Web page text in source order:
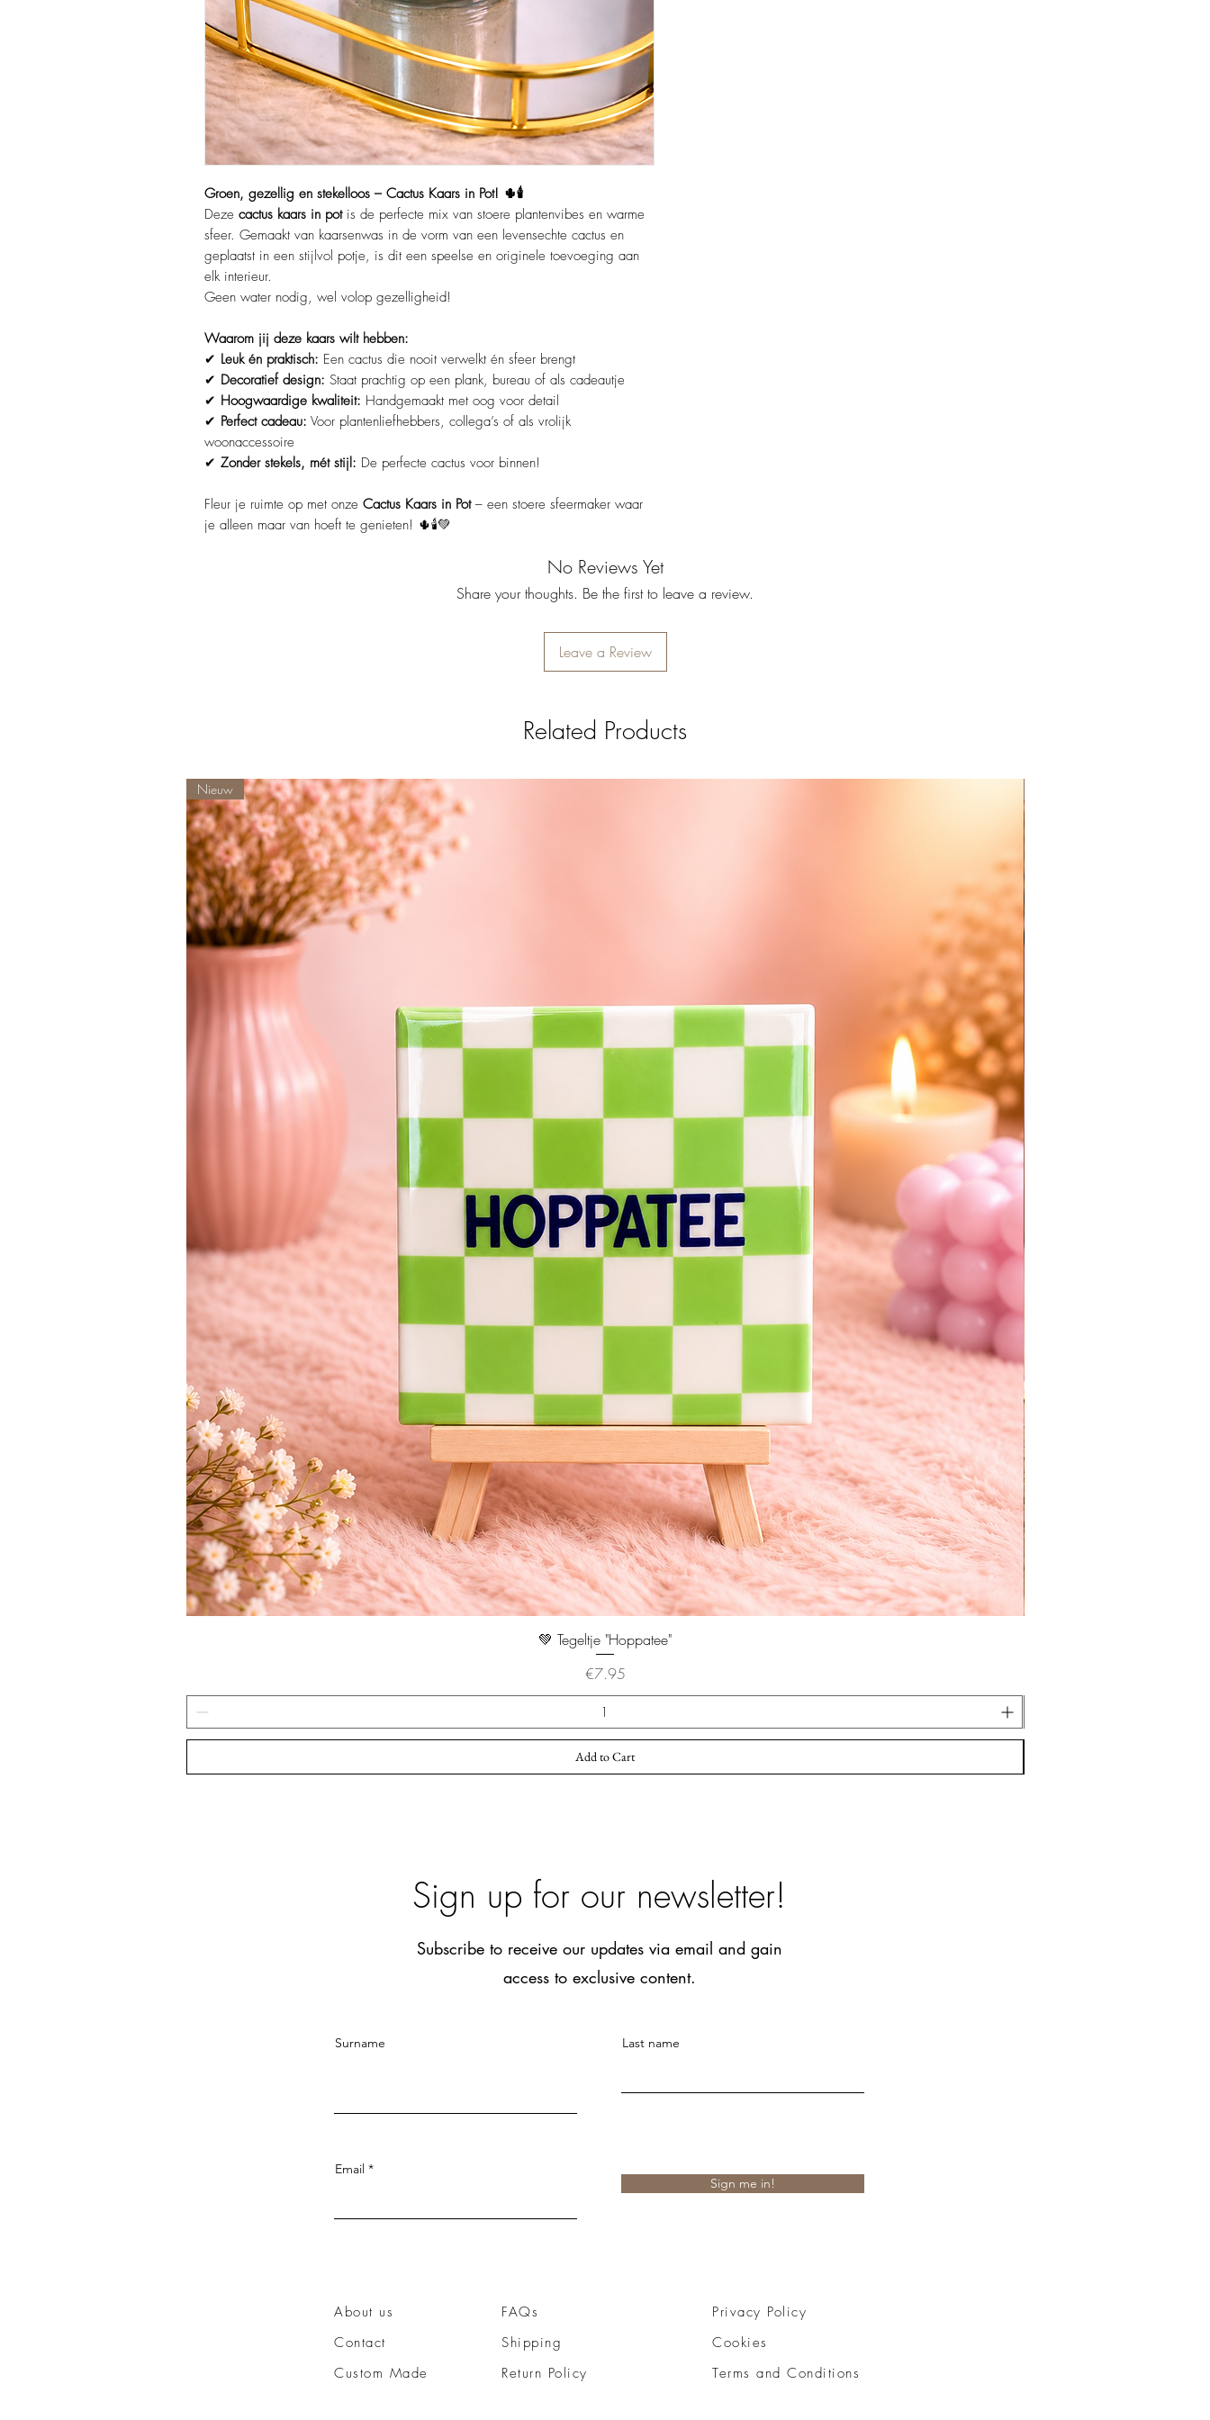
Groen, gezellig en stekelloos – Cactus Kaars in Pot! 🌵🕯️
Deze cactus kaars in potis de perfecte mix van stoere plantenvibes en warme
sfeer. Gemaakt van kaarsenwas in de vorm van een levensechte cactus en
geplaatst in een stijlvol potje, is dit een speelse en originele toevoeging aan
elk interieur.
Geen water nodig, wel volop gezelligheid!
Waarom jij deze kaars wilt hebben:
✔ Leuk én praktisch: Een cactus die nooit verwelkt én sfeer brengt
✔ Decoratief design: Staat prachtig op een plank, bureau of als cadeautje
✔ Hoogwaardige kwaliteit: Handgemaakt met oog voor detail
✔ Perfect cadeau: Voor plantenliefhebbers, collega’s of als vrolijk
woonaccessoire
✔ Zonder stekels, mét stijl: De perfecte cactus voor binnen!
Fleur je ruimte op met onze Cactus Kaars in Pot– een stoere sfeermaker waar
je alleen maar van hoeft te genieten! 🌵🕯️💚
No Reviews Yet
Share your thoughts. Be the first to leave a review.
Leave a Review
Related Products
Nieuw
💚 Tegeltje "Hoppatee"
Price
€7.95
Add to Cart
Sign up for our newsletter!
Subscribe to receive our updates via email and gain
access to exclusive content.
Surname Last name
Email
Sign me in!
About us
Contact
Custom Made
FAQs
Shipping
Return Policy
Privacy Policy
Cookies
Terms and Conditions